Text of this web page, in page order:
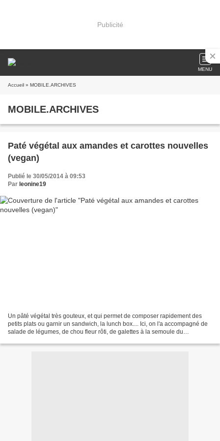
Publicité
MENU
Accueil » MOBILE.ARCHIVES
MOBILE.ARCHIVES
Paté végétal aux amandes et carottes nouvelles
(vegan)
Publié le 30/05/2014 à 09:53
Par leonine19
Un pâté végétal très gouteux, et qui permet de composer rapidement des
petits plats ou garnir un sandwich, la lunch box.... Ici, on l'a accompagné de
salade de légumes, de chou fleur rôti, de galettes à la semoule du